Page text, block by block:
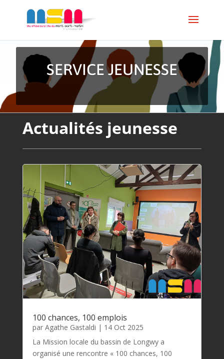
SERVICE JEUNESSE
Actualités jeunesse
100 chances, 100 emplois
par Agathe Gastaldi | 14 Oct 2025
La Mission locale du bassin de Longwy a
organisé une rencontre « 100 chances, 100